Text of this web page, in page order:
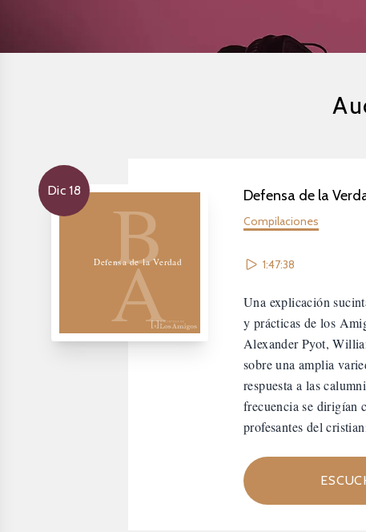
Dic 18
Biblioteca de los Amigos
B
A
Defensa de la Verdad
Defensa de la
Compilaciones
1:47:38
Una explicación
y prácticas de los
Alexander Pyot,
sobre una amplia
respuesta a las
frecuencia se dirigían
profesantes del